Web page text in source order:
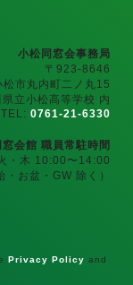
小松同窓会事務局
〒923-8646
松市丸内町二ノ丸15
県立小松高等学校 内
TEL: 0761-21-6330
窓会館 職員常駐時間
・木 10:00〜14:00
・お盆・GW 除く）
Privacy Policy and